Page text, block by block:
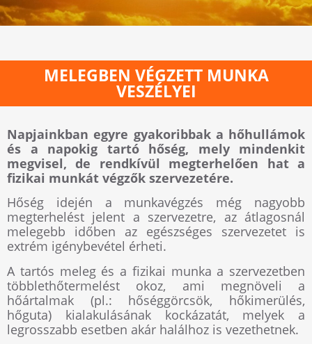
MELEGBEN VÉGZETT MUNKA
VESZÉLYEI
Napjainkban egyre gyakoribbak a hőhullámok
és a napokig tartó hőség, mely mindenkit
megvisel, de rendkívül megterhelően hat a
fizikai munkát végzők szervezetére.
Hőség idején a munkavégzés még nagyobb
megterhelést jelent a szervezetre, az átlagosnál
melegebb időben az egészséges szervezetet is
extrém igénybevétel érheti.
A tartós meleg és a fizikai munka a szervezetben
többlethőtermelést okoz, ami megnöveli a
hőártalmak (pl.: hőséggörcsök, hőkimerülés,
hőguta) kialakulásának kockázatát, melyek a
legrosszabb esetben akár halálhoz is vezethetnek.